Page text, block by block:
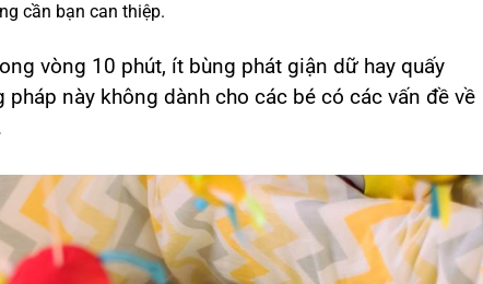
cần bạn can thiệp.
vòng 10 phút, ít bùng phát giận dữ hay quấy
này không dành cho các bé có các vấn đề về